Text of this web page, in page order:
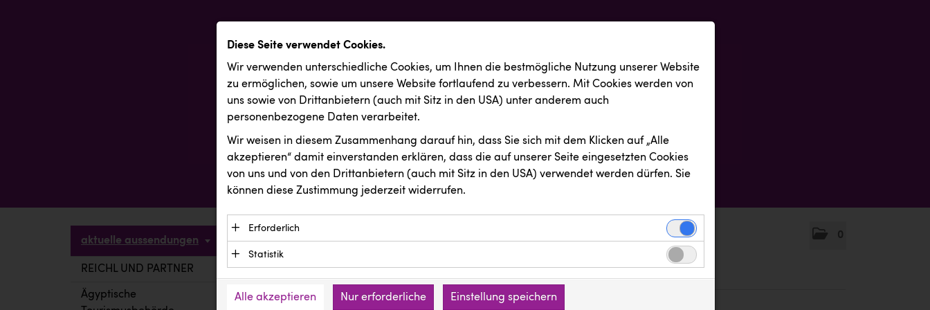
0
aktuelle aussendungen
REICHL UND PARTNER
Ägyptische
Diese Seite verwendet Cookies.
Wir verwenden unterschiedliche Cookies, um Ihnen die best­mögliche Nutzung unserer Website
zu ermöglichen, sowie um unsere Website fortlaufend zu verbessern. Mit Cookies werden von
uns sowie von Drittanbietern (auch mit Sitz in den USA) unter anderem auch
personenbezogene Daten verarbeitet.
Wir weisen in diesem Zusammenhang darauf hin, dass Sie sich mit dem Klicken auf „Alle
akzeptieren“ damit ein­ver­standen erklären, dass die auf unserer Seite eingesetzten Cookies
von uns und von den Drittanbietern (auch mit Sitz in den USA) verwendet werden dürfen. Sie
können diese Zustimmung jederzeit widerrufen.
Erforderlich
Essenzielle Cookies ermöglichen grundlegende Funktionen und sind für die einwandfreie
Funktion der Website erforderlich. Diese Cookies speichern keine personenbezogenen
Daten und werden an keine Dritten übermittelt.
Anbieter: Eigentümer der Website (Erstanbieter)
Statistik
verstehen, wie unsere Besucher unsere Website nutzen.
Alle akzeptieren Nur erforderliche Einstellung speichern